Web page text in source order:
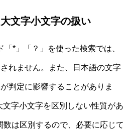
文字小文字の扱い
*」「？」を使った検索では、
れません。また、日本語の文字
判定に影響することがありま
字小文字を区別しない性質があ
数は区別するので、必要に応じて